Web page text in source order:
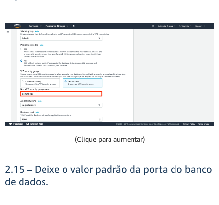
(Clique para aumentar)
2.15 – Deixe o valor padrão da porta do banco
de dados.